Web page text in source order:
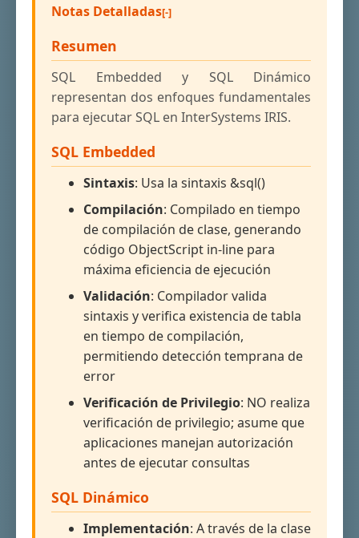
Notas Detalladas
Resumen
SQL Embedded y SQL Dinámico
representan dos enfoques fundamentales
para ejecutar SQL en InterSystems IRIS.
SQL Embedded
Sintaxis: Usa la sintaxis &sql()
Compilación: Compilado en tiempo
de compilación de clase, generando
código ObjectScript in-line para
máxima eficiencia de ejecución
Validación: Compilador valida
sintaxis y verifica existencia de tabla
en tiempo de compilación,
permitiendo detección temprana de
error
Verificación de Privilegio: NO realiza
verificación de privilegio; asume que
aplicaciones manejan autorización
antes de ejecutar consultas
SQL Dinámico
Implementación: A través de la clase